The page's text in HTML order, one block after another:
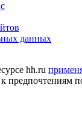
данных
hh.ru
предпочтениям